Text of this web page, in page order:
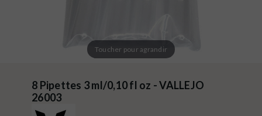
Toucher pour agrandir
8 Pipettes 3 ml/0,10 fl oz - VALLEJO
26003